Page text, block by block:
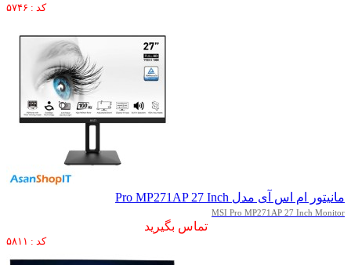
کد : ۵۷۴۶
مانیتور ام اس آی مدل Pro MP271AP 27 Inch
MSI Pro MP271AP 27 Inch Monitor
تماس بگیرید
کد : ۵۸۱۱